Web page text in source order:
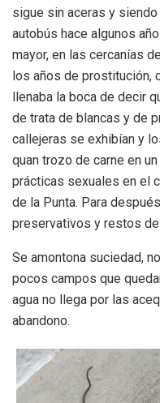
sigue sin aceras y
autobús hace algunos
mayor, en las cercanías
los años de prostitución,
llenaba la boca de decir
de trata de blancas y de
callejeras se exhibían y
quan trozo de carne en
prácticas sexuales en el
de la Punta. Para
preservativos y restos
Se amontona suciedad,
pocos campos que
agua no llega por las
abandono.